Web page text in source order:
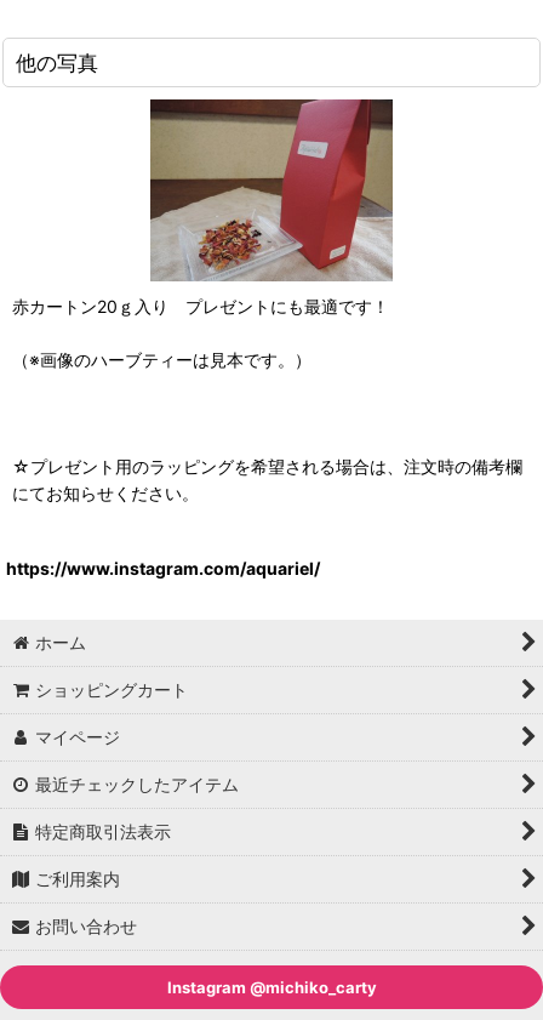
他の写真
赤カートン20ｇ入り プレゼントにも最適です！
（※画像のハーブティーは見本です。）
☆プレゼント用のラッピングを希望される場合は、注文時の備考欄
にてお知らせください。
https://www.instagram.com/aquariel/
ホーム
ショッピングカート
マイページ
最近チェックしたアイテム
特定商取引法表示
ご利用案内
お問い合わせ
Instagram @michiko_carty